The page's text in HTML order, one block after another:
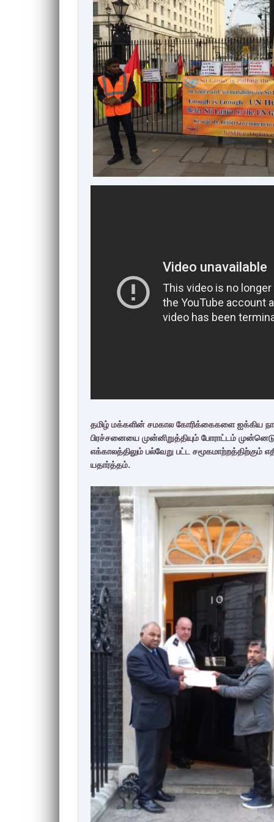
தமிழ் மக்களின் சமகால கோரிக்கைகளை ஐக்கிய
பிரச்சனையை முன்னிறுத்தியும் போராட்டம்
எக்காலத்திலும் பல்வேறு பட்ட சமூகமாற்றத்திற்கும்
யதார்த்தம்.